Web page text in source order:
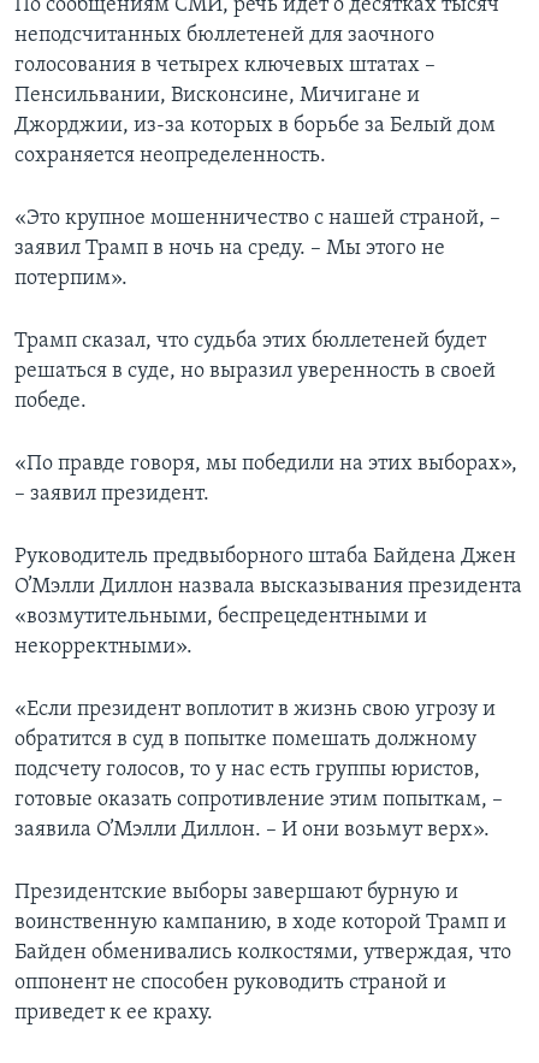
По сообщениям СМИ, речь идет о десятках тысяч
неподсчитанных бюллетеней для заочного
голосования в четырех ключевых штатах –
Пенсильвании, Висконсине, Мичигане и
Джорджии, из-за которых в борьбе за Белый дом
сохраняется неопределенность.
«Это крупное мошенничество с нашей страной, –
заявил Трамп в ночь на среду. – Мы этого не
потерпим».
Трамп сказал, что судьба этих бюллетеней будет
решаться в суде, но выразил уверенность в своей
победе.
«По правде говоря, мы победили на этих выборах»,
– заявил президент.
Руководитель предвыборного штаба Байдена Джен
О’Мэлли Диллон назвала высказывания президента
«возмутительными, беспрецедентными и
некорректными».
«Если президент воплотит в жизнь свою угрозу и
обратится в суд в попытке помешать должному
подсчету голосов, то у нас есть группы юристов,
готовые оказать сопротивление этим попыткам, –
заявила О’Мэлли Диллон. – И они возьмут верх».
Президентские выборы завершают бурную и
воинственную кампанию, в ходе которой Трамп и
Байден обменивались колкостями, утверждая, что
оппонент не способен руководить страной и
приведет к ее краху.